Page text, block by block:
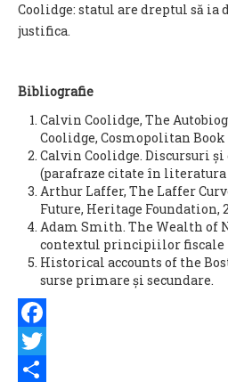
Coolidge: statul are dreptul să ia
justifica.
Bibliografie
Calvin Coolidge, The
Coolidge, Cosmopolitan Book
Calvin Coolidge. Discursuri
(parafraze citate în literatura
Arthur Laffer, The Laffer
Future, Heritage Foundation,
Adam Smith. The Wealth of
contextul principiilor fiscale
Historical accounts of the
surse primare și secundare.
Facebook
Twitter